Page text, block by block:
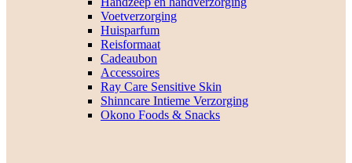
Voetverzorging
Huisparfum
Reisformaat
Cadeaubon
Accessoires
Ray Care Sensitive Skin
Shinncare Intieme Verzorging
Okono Foods & Snacks